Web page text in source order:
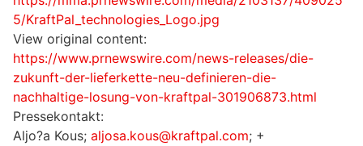
5/KraftPal_technologies_Logo.jpg
View original content:
https://www.prnewswire.com/news-releases/die-
zukunft-der-lieferkette-neu-definieren-die-
nachhaltige-losung-von-kraftpal-301906873.html
Pressekontakt:
Aljo?a Kous; aljosa.kous@kraftpal.com; +